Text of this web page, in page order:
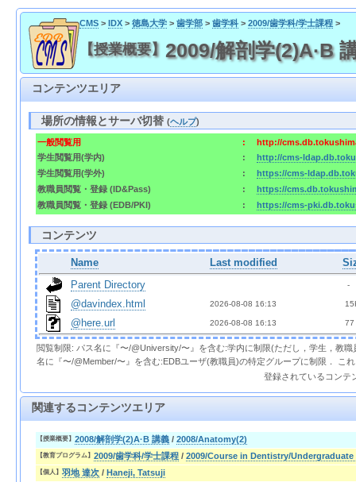
CMS> IDX> 徳島大学> 歯学部> 歯学科> 2009/歯学科/学士課程>
【授業概要】 2009/解剖学(2)A·B
コンテンツエリア
場所の情報とサーバ切替(ヘルプ)
一般閲覧用 :
http://
学生閲覧用(学内)
:
http://cms-
学生閲覧用(学外)
:
https://cms-
教職員閲覧・登録 (ID&Pass)
:
https://
教職員閲覧・登録 (EDB/PKI)
: https://cms-
コンテンツ
Name Last modified
Parent Directory
  -
@davindex.html 2026-08-08 16:13
@here.url 2026-08-08 16:13 77
閲覧制限: パス名に『〜/@University/〜』を含む:学内に制限(ただし，学生，教
名に『〜/@Member/〜』を含む:EDBユーザ(教職員)の特定グループに制限． こ
登録されているコンテ
関連するコンテンツエリア
【授業概要】 2008/解剖学(2)A·B 講義 / 2008/Anatomy(2)
【教育プログラム】 2009/歯学科/学士課程 / 2009/Course in Dentistry/
【個人】 羽地 達次 / Haneji, Tatsuji